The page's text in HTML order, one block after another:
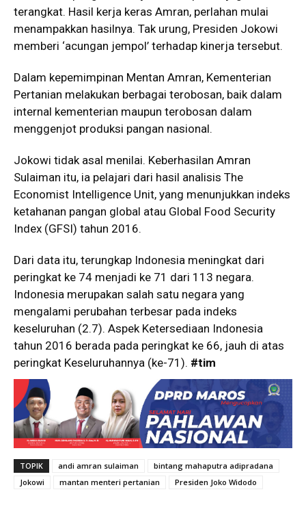
terangkat. Hasil kerja keras Amran, perlahan mulai
menampakkan hasilnya. Tak urung, Presiden Jokowi
memberi ‘acungan jempol’ terhadap kinerja tersebut.
Dalam kepemimpinan Mentan Amran, Kementerian
Pertanian melakukan berbagai terobosan, baik dalam
internal kementerian maupun terobosan dalam
menggenjot produksi pangan nasional.
Jokowi tidak asal menilai. Keberhasilan Amran
Sulaiman itu, ia pelajari dari hasil analisis The
Economist Intelligence Unit, yang menunjukkan indeks
ketahanan pangan global atau Global Food Security
Index (GFSI) tahun 2016.
Dari data itu, terungkap Indonesia meningkat dari
peringkat ke 74 menjadi ke 71 dari 113 negara.
Indonesia merupakan salah satu negara yang
mengalami perubahan terbesar pada indeks
keseluruhan (2.7). Aspek Ketersediaan Indonesia
tahun 2016 berada pada peringkat ke 66, jauh di atas
peringkat Keseluruhannya (ke-71). #tim
TOPIK andi amran sulaiman
bintang mahaputra adipradana
Jokowi
mantan menteri pertanian Presiden Joko Widodo